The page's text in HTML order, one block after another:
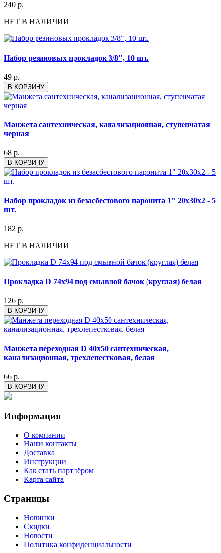
240 р.
НЕТ В НАЛИЧИИ
Набор резиновых прокладок 3/8", 10 шт.
49 р.
В КОРЗИНУ
Манжета сантехническая, канализационная, ступенчатая
черная
68 р.
В КОРЗИНУ
Набор прокладок из безасбестового паронита 1" 20x30x2 - 5
шт.
182 р.
НЕТ В НАЛИЧИИ
Прокладка D 74х94 под смывной бачок (круглая) белая
126 р.
В КОРЗИНУ
Манжета переходная D 40х50 сантехническая,
канализационная, трехлепестковая, белая
66 р.
В КОРЗИНУ
Информация
О компании
Наши контакты
Доставка
Инструкции
Как стать партнёром
Карта сайта
Страницы
Новинки
Скидки
Новости
Политика конфиденциальности